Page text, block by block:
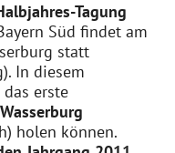
Tagung
Süd findet am
statt
In diesem
erste
holen können.